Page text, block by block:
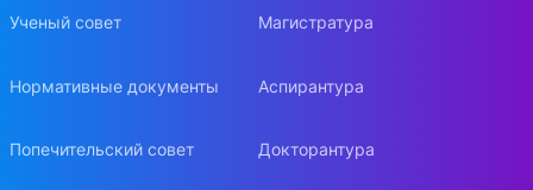
Ученый совет
Нормативные документы
Попечительский совет
Магистратура
Аспирантура
Докторантура